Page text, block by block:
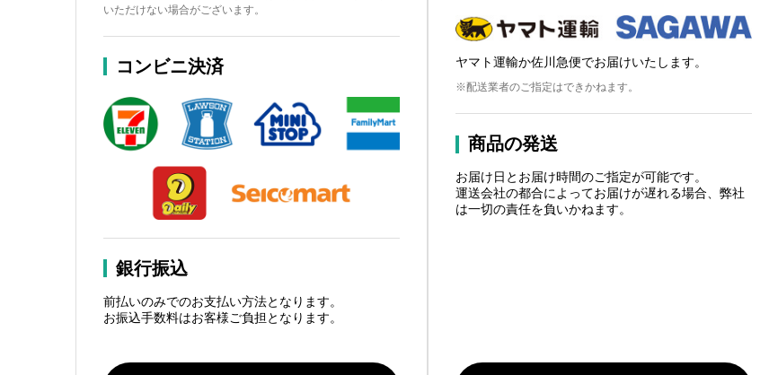
いただけない場合がございます。
コンビニ決済
銀行振込
前払いのみでのお支払い方法となります。
お振込手数料はお客様ご負担となります。
ヤマト運輸か佐川急便でお届けいたします。
※配送業者のご指定はできかねます。
商品の発送
お届け日とお届け時間のご指定が可能です。
運送会社の都合によってお届けが遅れる場合、弊社
は一切の責任を負いかねます。